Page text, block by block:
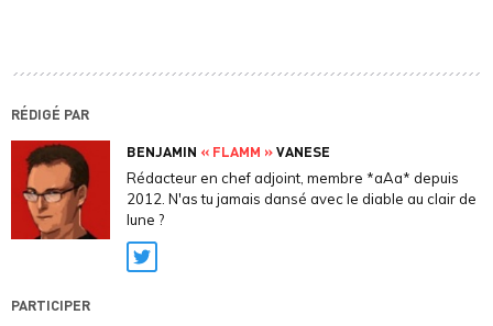
RÉDIGÉ PAR
BENJAMIN « FLAMM »VANESE
Rédacteur en chef adjoint, membre *aAa* depuis
2012. N'as tu jamais dansé avec le diable au clair de
lune ?
Twitter
PARTICIPER